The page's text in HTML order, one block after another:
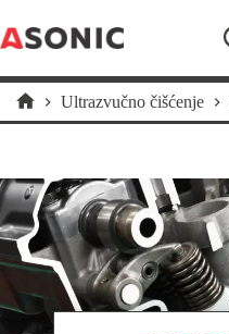
na
sadržaj
Početna
Ultrazvučno čišćenje